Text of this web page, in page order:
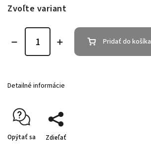
Zvoľte variant
Pridať do košíka
Detailné informácie
Opýtať sa Zdieľať